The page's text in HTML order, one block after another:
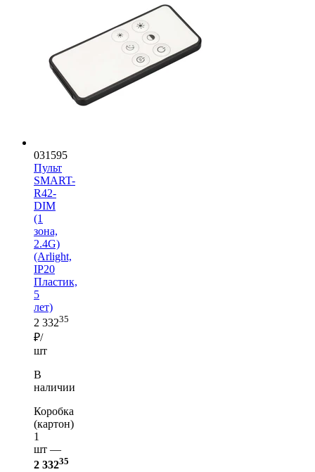
031595
Пульт
SMART-
R42-
DIM
(1
зона,
2.4G)
(Arlight,
IP20
Пластик,
5
лет)
2 33235
₽/
шт
В
наличии
Коробка
(картон)
1
шт —
2 33235